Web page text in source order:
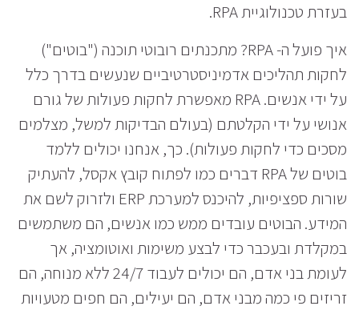
בעזרת טכנולוגיית RPA.
איך פועל ה- RPA? מתכנתים רובוטי תוכנה ("בוטים")
לחקות תהליכים אדמיניסטרטיביים שנעשים בדרך כלל
על ידי אנשים. RPA מאפשרת לחקות פעולות של גורם
אנושי על ידי הקלטתם (בעולם הבדיקות למשל, מצלמים
מסכים כדי לחקות פעולות). כך, אנחנו יכולים ללמד
בוטים של RPA דברים כמו לפתוח קובץ אקסל, להעתיק
שורות ספציפיות, להיכנס למערכת ERP ולזרוק לשם את
המידע. הבוטים עובדים ממש כמו אנשים, הם משתמשים
במקלדת ובעכבר כדי לבצע משימות ואוטומציה, אך
לעומת בני אדם, הם יכולים לעבוד 24/7 ללא מנוחה, הם
זריזים פי כמה מבני אדם, הם יעילים, הם חפים מטעויות